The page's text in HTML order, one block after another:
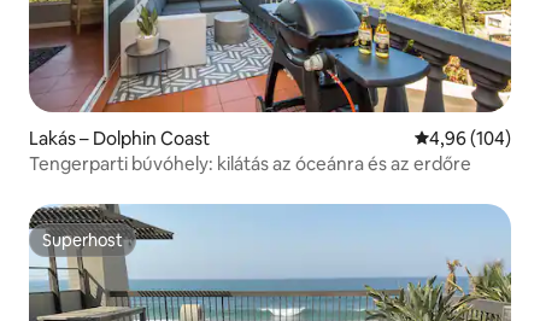
Lakás – Dolphin Coast Átlagos
4,96 (104)
Tengerparti búvóhely: kilátás az óceánra és az erdőre
Superhost
Superhost